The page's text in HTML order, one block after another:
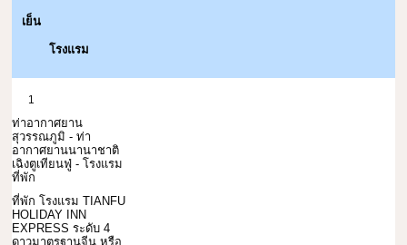
เย็น
โรงแรม
1
ท่าอากาศยาน
สุวรรณภูมิ - ท่า
อากาศยานนานาชาติ
เฉิงตูเทียนฟู่ - โรงแรม
ที่พัก
ที่พัก โรงแรม TIANFU
HOLIDAY INN
EXPRESS ระดับ 4
ดาวมาตรฐานจีน หรือ